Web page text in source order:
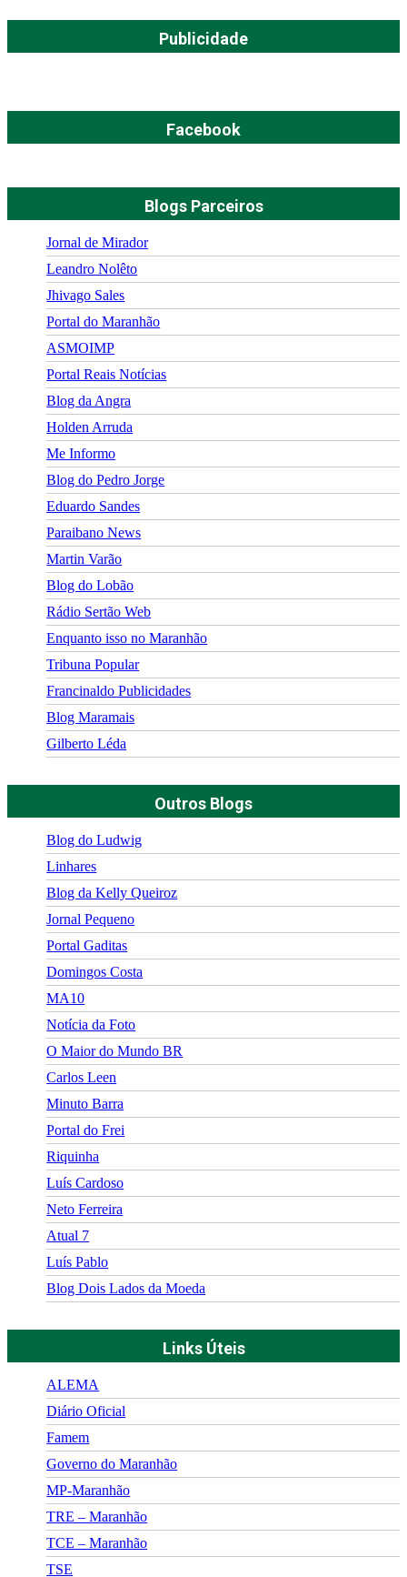
Publicidade
Facebook
Blogs Parceiros
Jornal de Mirador
Leandro Nolêto
Jhivago Sales
Portal do Maranhão
ASMOIMP
Portal Reais Notí­cias
Blog da Angra
Holden Arruda
Me Informo
Blog do Pedro Jorge
Eduardo Sandes
Paraibano News
Martin Varão
Blog do Lobão
Rádio Sertão Web
Enquanto isso no Maranhão
Tribuna Popular
Francinaldo Publicidades
Blog Maramais
Gilberto Léda
Outros Blogs
Blog do Ludwig
Linhares
Blog da Kelly Queiroz
Jornal Pequeno
Portal Gaditas
Domingos Costa
MA10
Notícia da Foto
O Maior do Mundo BR
Carlos Leen
Minuto Barra
Portal do Frei
Riquinha
Luís Cardoso
Neto Ferreira
Atual 7
Luís Pablo
Blog Dois Lados da Moeda
Links Úteis
ALEMA
Diário Oficial
Famem
Governo do Maranhão
MP-Maranhão
TRE – Maranhão
TCE – Maranhão
TSE